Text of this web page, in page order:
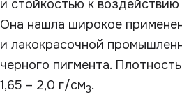
и стойкостью к
Она нашла широкое
и лакокрасочной
черного пигмента.
1,65 – 2,0 г/см3.